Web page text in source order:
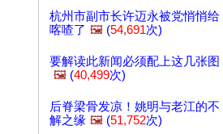
杭州市副市长许迈永被党悄悄给
喀喳了 🖼️ (54,691次)
要解读此新闻必须配上这几张图
🖼️ (40,499次)
后脊梁骨发凉！姚明与老江的不
解之缘 🖼️ (51,752次)